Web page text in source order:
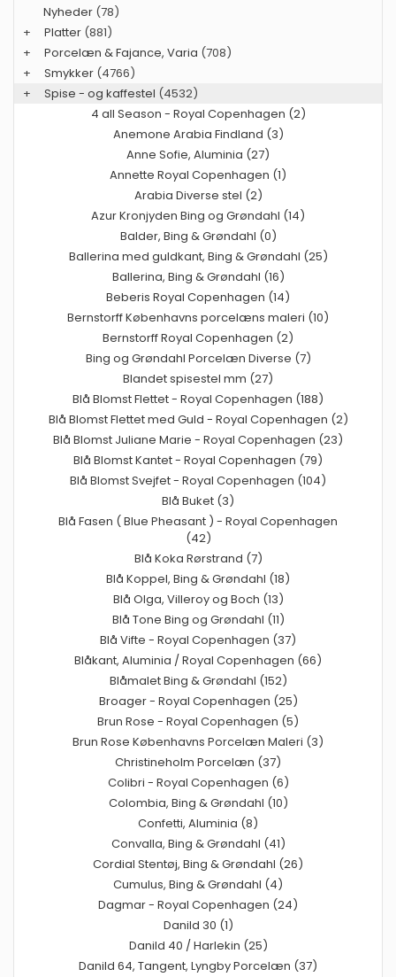
Nyheder (78)
+
Platter (881)
+
Porcelæn & Fajance, Varia (708)
+
Smykker (4766)
+
Spise - og kaffestel (4532)
4 all Season - Royal Copenhagen (2)
Anemone Arabia Findland (3)
Anne Sofie, Aluminia (27)
Annette Royal Copenhagen (1)
Arabia Diverse stel (2)
Azur Kronjyden Bing og Grøndahl (14)
Balder, Bing & Grøndahl (0)
Ballerina med guldkant, Bing & Grøndahl (25)
Ballerina, Bing & Grøndahl (16)
Beberis Royal Copenhagen (14)
Bernstorff Københavns porcelæns maleri (10)
Bernstorff Royal Copenhagen (2)
Bing og Grøndahl Porcelæn Diverse (7)
Blandet spisestel mm (27)
Blå Blomst Flettet - Royal Copenhagen (188)
Blå Blomst Flettet med Guld - Royal Copenhagen (2)
Blå Blomst Juliane Marie - Royal Copenhagen (23)
Blå Blomst Kantet - Royal Copenhagen (79)
Blå Blomst Svejfet - Royal Copenhagen (104)
Blå Buket (3)
Blå Fasen ( Blue Pheasant ) - Royal Copenhagen
(42)
Blå Koka Rørstrand (7)
Blå Koppel, Bing & Grøndahl (18)
Blå Olga, Villeroy og Boch (13)
Blå Tone Bing og Grøndahl (11)
Blå Vifte - Royal Copenhagen (37)
Blåkant, Aluminia / Royal Copenhagen (66)
Blåmalet Bing & Grøndahl (152)
Broager - Royal Copenhagen (25)
Brun Rose - Royal Copenhagen (5)
Brun Rose Københavns Porcelæn Maleri (3)
Christineholm Porcelæn (37)
Colibri - Royal Copenhagen (6)
Colombia, Bing & Grøndahl (10)
Confetti, Aluminia (8)
Convalla, Bing & Grøndahl (41)
Cordial Stentøj, Bing & Grøndahl (26)
Cumulus, Bing & Grøndahl (4)
Dagmar - Royal Copenhagen (24)
Danild 30 (1)
Danild 40 / Harlekin (25)
Danild 64, Tangent, Lyngby Porcelæn (37)